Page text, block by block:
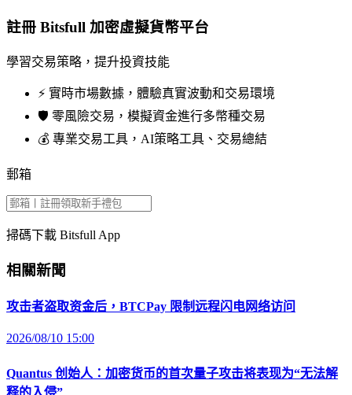
註冊 Bitsfull 加密虛擬貨幣平台
學習交易策略，提升投資技能
⚡️ 實時市場數據，體驗真實波動和交易環境
🛡️ 零風險交易，模擬資金進行多幣種交易
💰 專業交易工具，AI策略工具、交易總結
郵箱
掃碼下載 Bitsfull App
相關新聞
攻击者盗取资金后，BTCPay 限制远程闪电网络访问
2026/08/10 15:00
Quantus 创始人：加密货币的首次量子攻击将表现为“无法解
释的入侵”